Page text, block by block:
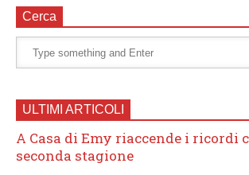
Cerca
ULTIMI ARTICOLI
A Casa di Emy riaccende i ricordi
seconda stagione